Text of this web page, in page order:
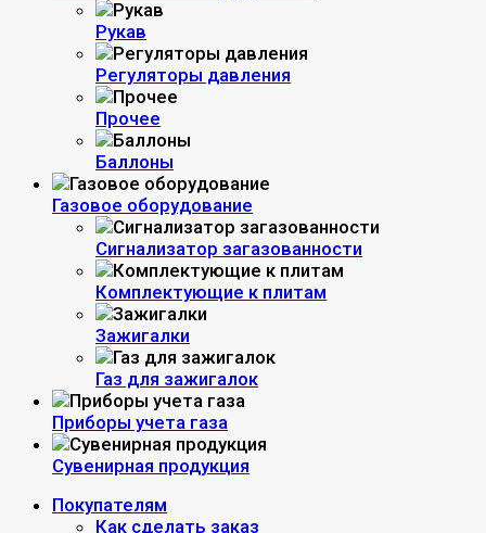
Рукав
Регуляторы давления
Прочее
Баллоны
Газовое оборудование
Сигнализатор загазованности
Комплектующие к плитам
Зажигалки
Газ для зажигалок
Приборы учета газа
Сувенирная продукция
Покупателям
Как сделать заказ